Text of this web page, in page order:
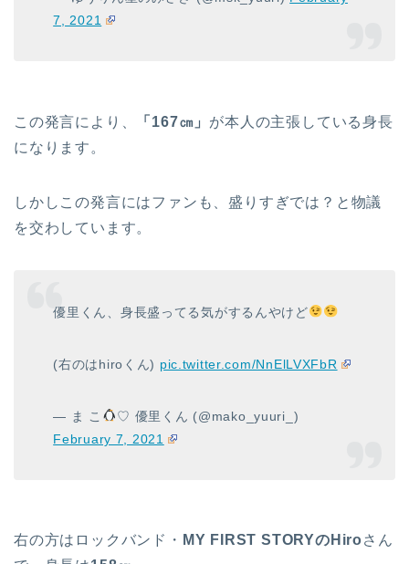
7, 2021
この発言により、 「167㎝」 が本人の主張している身長
になります。
しかしこの発言にはファンも、盛りすぎでは？と物議
を交わしています。
優里くん、身長盛ってる気がするんやけど
(右のはhiroくん) pic.twitter.com/NnElLVXFbR
— ま こ
♡ 優里くん (@mako_yuuri_)
February 7, 2021
右の方はロックバンド・ MY FIRST STORYのHiroさん